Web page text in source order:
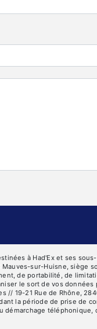
à Had'Ex et ses
sur-Huisne, siège
de portabilité, de
le sort de vos
// 19-21 Rue de Rhône,
la période de prise de
démarchage téléphonique,